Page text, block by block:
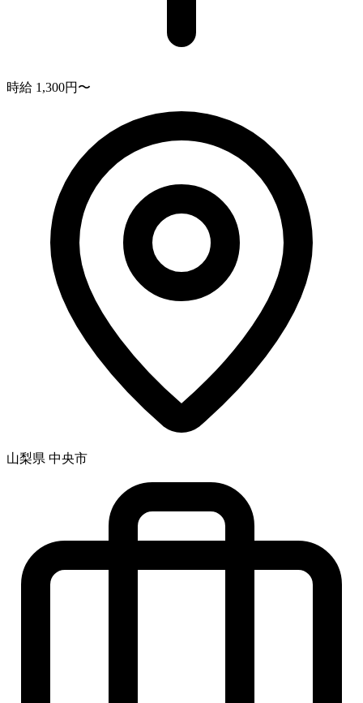
時給 1,300円〜
山梨県 中央市